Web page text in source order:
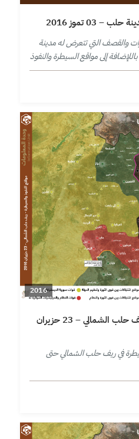
تموز 2016
والقصف التي تتعرض له مدينة
إلى مواقع السيطرة والنفوذ
2016
مواقع النفوذ والسيطرة – ريف حلب الشمالي – 23 حزيران
في ريف حلب الشمالي حتى